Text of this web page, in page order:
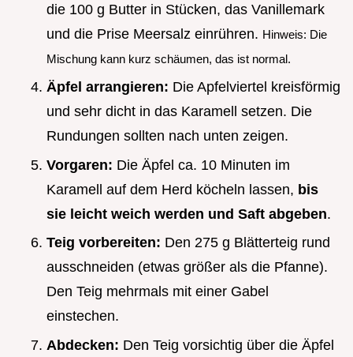
die 100 g Butter in Stücken, das Vanillemark
und die Prise Meersalz einrühren. Hinweis: Die
Mischung kann kurz schäumen, das ist normal.
Äpfel arrangieren: Die Apfelviertel kreisförmig
und sehr dicht in das Karamell setzen. Die
Rundungen sollten nach unten zeigen.
Vorgaren: Die Äpfel ca. 10 Minuten im
Karamell auf dem Herd köcheln lassen, bis
sie leicht weich werden und Saft abgeben.
Teig vorbereiten: Den 275 g Blätterteig rund
ausschneiden (etwas größer als die Pfanne).
Den Teig mehrmals mit einer Gabel
einstechen.
Abdecken: Den Teig vorsichtig über die Äpfel